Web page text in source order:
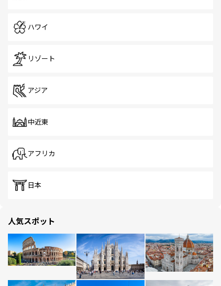
ハワイ
リゾート
アジア
中近東
アフリカ
日本
人気スポット